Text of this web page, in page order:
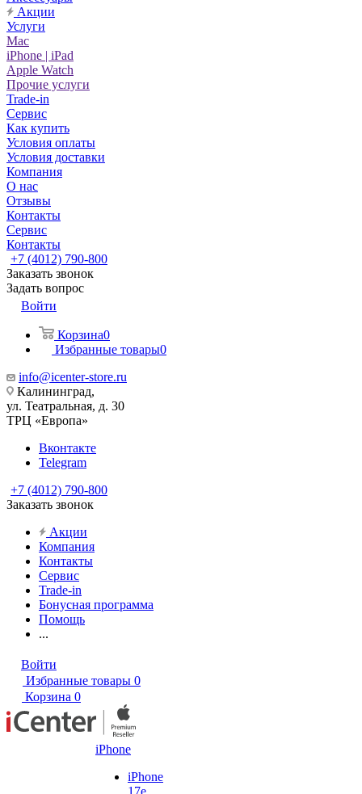
Акции
Услуги
Mac
iPhone | iPad
Apple Watch
Прочие услуги
Trade-in
Сервис
Как купить
Условия оплаты
Условия доставки
Компания
О нас
Отзывы
Контакты
Сервис
Контакты
+7 (4012) 790-800
Заказать звонок
Задать вопрос
Войти
Корзина0
Избранные товары0
info@icenter-store.ru
Калининград,
ул. Театральная, д. 30
ТРЦ «Европа»
Вконтакте
Telegram
+7 (4012) 790-800
Заказать звонок
Акции
Компания
Контакты
Сервис
Trade-in
Бонусная программа
Помощь
...
Войти
Избранные товары 0
Корзина 0
iPhone
iPhone
17e